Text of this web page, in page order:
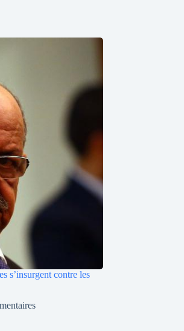
s’insurgent contre les